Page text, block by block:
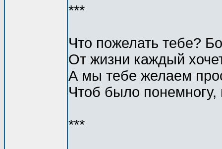
***
Что пожелать тебе?
От жизни каждый
А мы тебе желаем
Чтоб было понемногу,
***